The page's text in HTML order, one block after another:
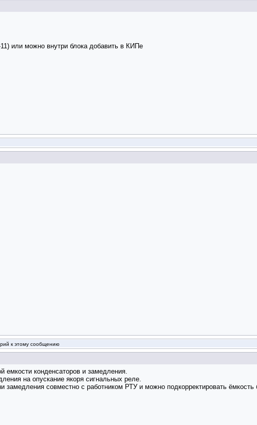
или можно внутри блока добавить в КИПе
к этому сообщению
емкости конденсаторов и замедления.
на опускание якоря сигнальных реле.
совместно с работником РТУ и можно подкорректировать ёмкость